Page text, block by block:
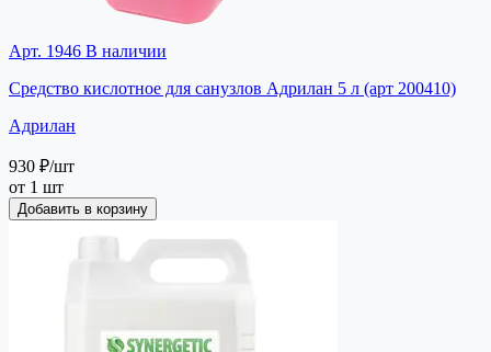
Арт. 1946 В наличии
Средство кислотное для санузлов Адрилан 5 л (арт 200410)
Адрилан
930 ₽/шт
от 1 шт
Добавить в корзину